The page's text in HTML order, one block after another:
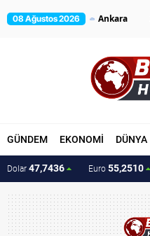
08 Ağustos 2026
GÜNDEM EKONOMİ DÜNYA
Dolar 47,7436 Euro 55,2510